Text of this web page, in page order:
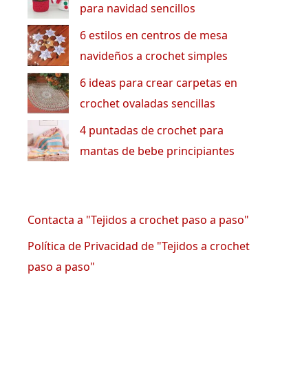
para navidad sencillos
6 estilos en centros de mesa
navideños a crochet simples
6 ideas para crear carpetas en
crochet ovaladas sencillas
4 puntadas de crochet para
mantas de bebe principiantes
Contacta a "Tejidos a crochet paso a paso"
Política de Privacidad de "Tejidos a crochet
paso a paso"